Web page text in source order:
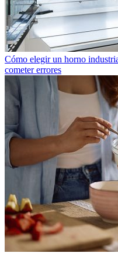
Cómo elegir un horno
cometer errores